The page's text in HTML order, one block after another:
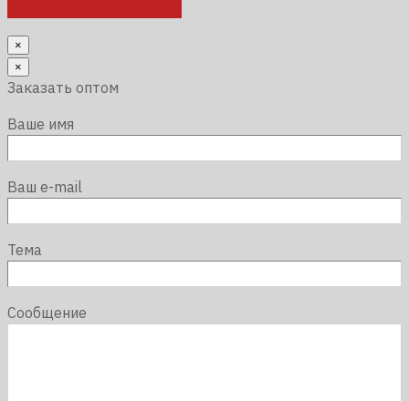
×
×
Заказать оптом
Ваше имя
Ваш e-mail
Тема
Сообщение